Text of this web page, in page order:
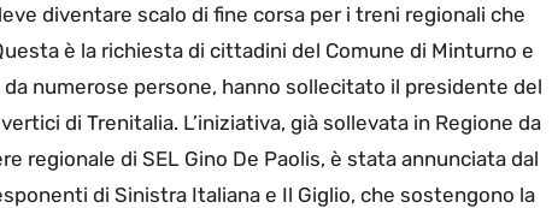
diventare scalo di fine corsa per i treni regionali che
è la richiesta di cittadini del Comune di Minturno e
numerose persone, hanno sollecitato il presidente del
di Trenitalia. L’iniziativa, già sollevata in Regione da
regionale di SEL Gino De Paolis, è stata annunciata dal
di Sinistra Italiana e Il Giglio, che sostengono la